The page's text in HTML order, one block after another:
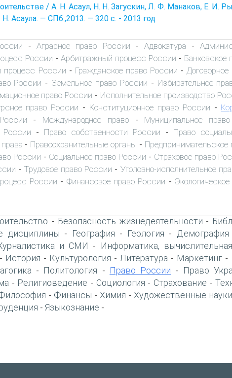
/ А. Н. Асаул, Н. Н. Загускин, Л. Ф. Манаков, Е. И.
Асаула. — СПб.,2013. — 320 с. - 2013 год
-Аграрное право России - Адвокатура -
России - Арбитражный процесс России - Банковское
процесс России - Гражданское право России -
России - Земельное право России - Избирательное
право России - Исполнительное производство
право России - Конституционное право России -
- Международное право- Муниципальное
России - Право собственности России - Право
- Правоохранительные органы - Предпринимательское
России - Социальное право России - Страховое право
- Трудовое право России - Уголовно-исполнительное
России - Финансовое право России -
- Безопасность жизнедеятельности -
дисциплины - География - Геология - Демография
и СМИ - Информатика,
- История - Культурология - Литература - Маркетинг -
- Политология - Право России - Право
- Религиоведение - Социология - Страхование -
- Финансы - Химия - Художественные науки
- Языкознание -